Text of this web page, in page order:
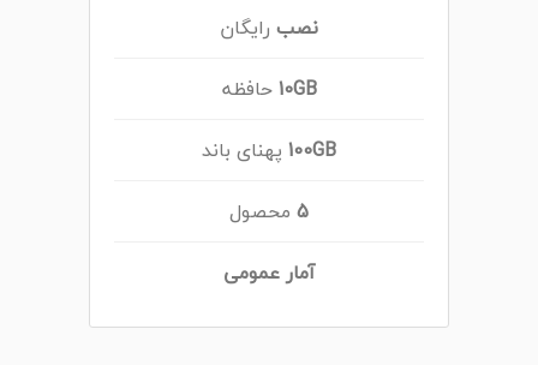
نصب رایگان
10GBحافظه
100GB پهنای باند
5 محصول
آمار عمومی